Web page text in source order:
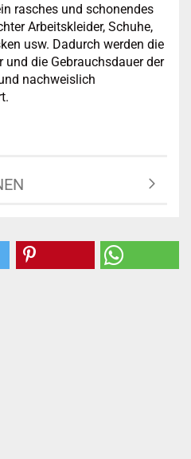
rasches und schonendes
Arbeitskleider, Schuhe,
usw. Dadurch werden die
die Gebrauchsdauer der
nachweislich